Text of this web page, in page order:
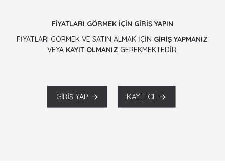
FİYATLARI GÖRMEK İÇİN GİRİŞ YAPIN
FİYATLARI GÖRMEK VE SATIN ALMAK İÇİN GİRİŞ YAPMANIZ
VEYA KAYIT OLMANIZ GEREKMEKTEDİR.
GIRIŞ YAP KAYIT OL